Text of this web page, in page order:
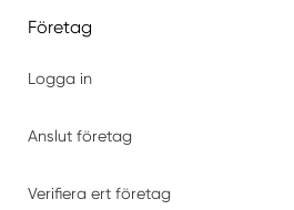
Företag
Logga in
Anslut företag
Verifiera ert företag